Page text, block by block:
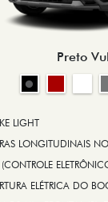
Preto
LIGHT
LONGITUDINAIS
(CONTROLE
ELÉTRICA DO